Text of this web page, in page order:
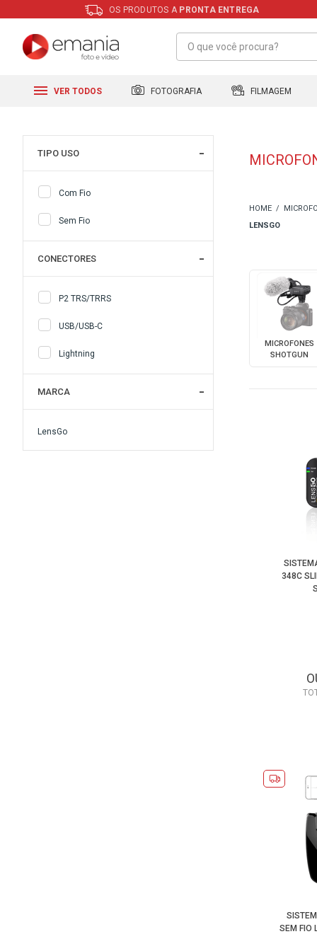
OS PRODUTOS A PRONTA ENTREGA
VER TODOS FOTOGRAFIA FILMAGEM
TIPO USO
Com Fio
Sem Fio
CONECTORES
P2 TRS/TRRS
USB/USB-C
Lightning
MARCA
LensGo
LENSGO
MICROFONES
SHOTGUN
348C
SEM FIO